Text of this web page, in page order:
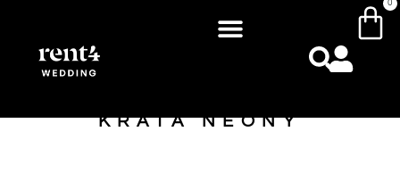
0
KRATA NEONY